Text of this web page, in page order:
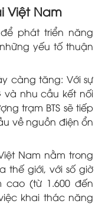
Việt Nam
phát triển năng
yếu tố thuận
càng tăng: Với sự
và nhu cầu kết nối
trạm BTS sẽ tiếp
về nguồn điện ổn
Nam nằm trong
thế giới, với số giờ
(từ 1.600 đến
khai thác năng